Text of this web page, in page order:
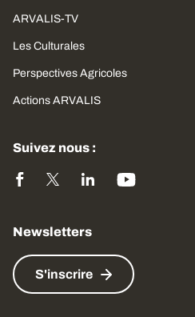
ARVALIS-TV
Les Culturales
Perspectives Agricoles
Actions ARVALIS
Suivez nous :
Newsletters
S'inscrire